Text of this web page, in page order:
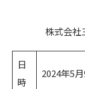
株式会社
日
時
2024年5